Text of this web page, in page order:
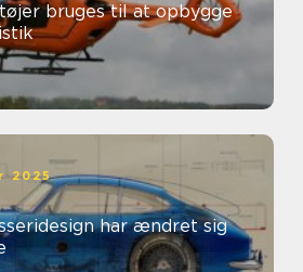
bruges til at opbygge
2025
har ændret sig